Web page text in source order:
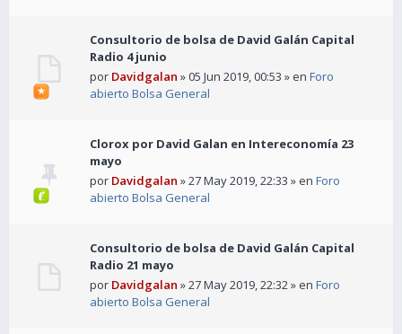
Consultorio de bolsa de David Galán Capital
Radio 4 junio
por Davidgalan » 05 Jun 2019, 00:53 » en Foro
abierto Bolsa General
Clorox por David Galan en Intereconomía 23
mayo
por Davidgalan » 27 May 2019, 22:33 » en Foro
abierto Bolsa General
Consultorio de bolsa de David Galán Capital
Radio 21 mayo
por Davidgalan » 27 May 2019, 22:32 » en Foro
abierto Bolsa General